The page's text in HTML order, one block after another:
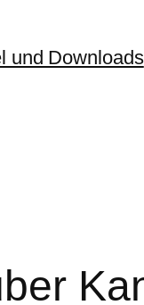
und Downloads